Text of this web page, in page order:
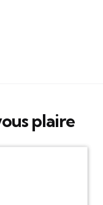
plaire